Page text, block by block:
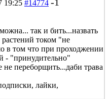
19:25 #14774
так и бить...назвать
током "не
в том что при проходжении
- "принудительно"
не переборщить...даби трава
лайки,